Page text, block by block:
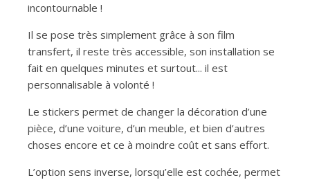
incontournable !
Il se pose très simplement grâce à son film
transfert, il reste très accessible, son installation se
fait en quelques minutes et surtout... il est
personnalisable à volonté !
Le stickers permet de changer la décoration d’une
pièce, d’une voiture, d’un meuble, et bien d’autres
choses encore et ce à moindre coût et sans effort.
L’option sens inverse, lorsqu’elle est cochée, permet